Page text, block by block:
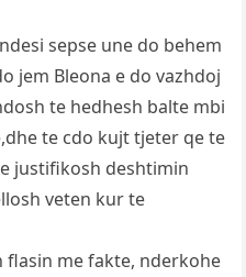
sepse une do behem
jem Bleona e do vazhdoj
te hedhesh balte mbi
te cdo kujt tjeter qe te
justifikosh deshtimin
veten kur te
flasin me fakte, nderkohe